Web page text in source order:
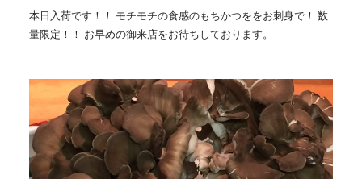
本日入荷です！！ モチモチの食感のもちかつををお刺身で！ 数
量限定！！ お早めの御来店をお待ちしております。